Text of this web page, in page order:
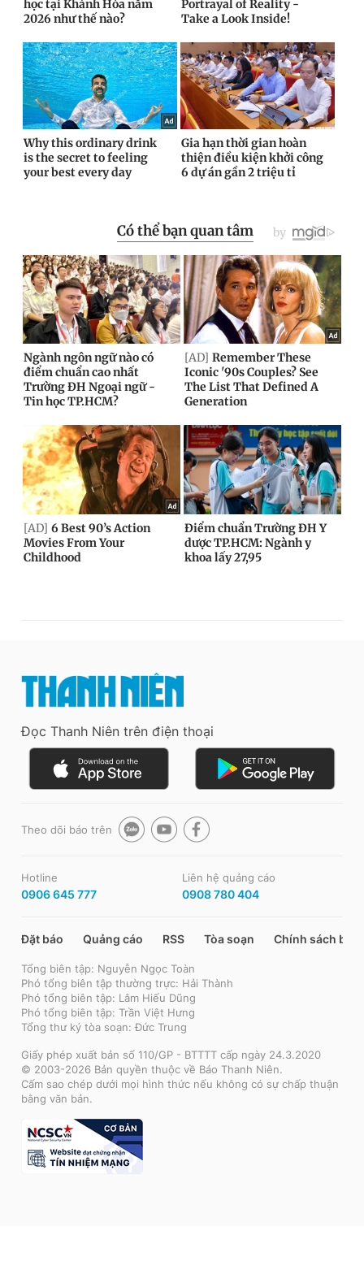
Đọc Thanh Niên trên điện thoại
Theo dõi báo trên
Hotline
0906 645 777
Liên hệ quảng cáo
0908 780 404
Đặt báo Quảng cáo RSS Tòa soạn Chính sách bảo
Tổng biên tập: Nguyễn Ngọc Toàn
Phó tổng biên tập thường trực: Hải Thành
Phó tổng biên tập: Lâm Hiếu Dũng
Phó tổng biên tập: Trần Việt Hưng
Tổng thư ký tòa soạn: Đức Trung
Giấy phép xuất bản số 110/GP - BTTTT cấp ngày 24.3.2020
© 2003-2026 Bản quyền thuộc về Báo Thanh Niên.
Cấm sao chép dưới mọi hình thức nếu không có sự chấp thuận
bằng văn bản.